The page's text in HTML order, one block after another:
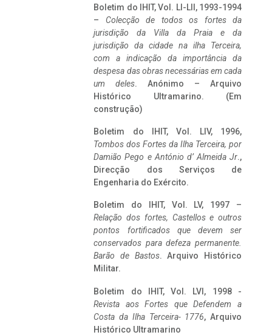
Boletim do IHIT, Vol. LI-LII, 1993-1994
– Colecção de todos os fortes da
jurisdição da Villa da Praia e da
jurisdição da cidade na ilha Terceira,
com a indicação da importância da
despesa das obras necessárias em cada
um deles. Anónimo – Arquivo
Histórico Ultramarino. (Em
construção)
Boletim do IHIT, Vol. LIV, 1996,
Tombos dos Fortes da Ilha Terceira, por
Damião Pego e António d’ Almeida Jr.,
Direcção dos Serviços de
Engenharia do Exército.
Boletim do IHIT, Vol. LV, 1997 –
Relação dos fortes, Castellos e outros
pontos fortificados que devem ser
conservados para defeza permanente.
Barão de Bastos. Arquivo Histórico
Militar.
Boletim do IHIT, Vol. LVI, 1998 -
Revista aos Fortes que Defendem a
Costa da Ilha Terceira- 1776, Arquivo
Histórico Ultramarino